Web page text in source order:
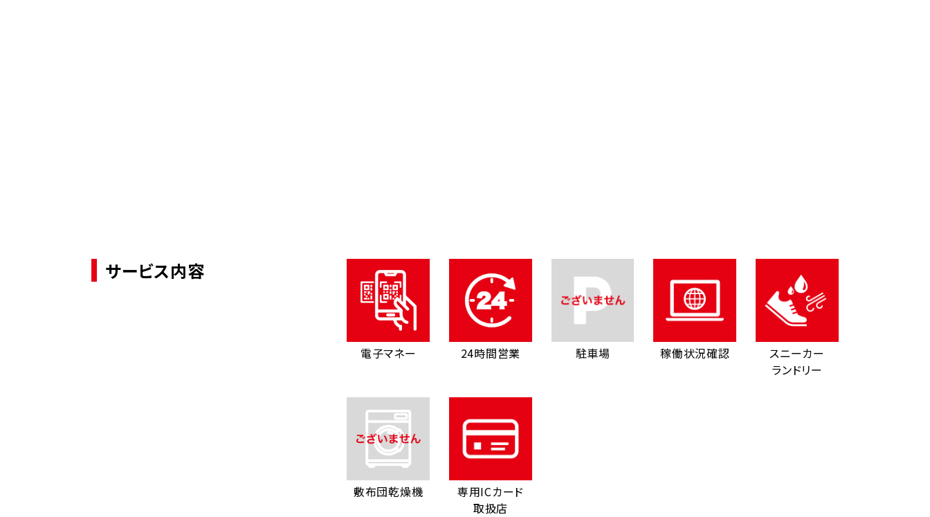
サービス内容
電子マネー 24時間営業 駐車場 稼働状況確認
スニーカー
ランドリー
敷布団乾燥機
専用ICカード
取扱店